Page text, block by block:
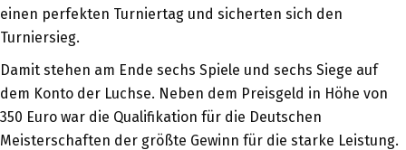
einen perfekten Turniertag und sicherten sich den
Turniersieg.
Damit stehen am Ende sechs Spiele und sechs Siege auf
dem Konto der Luchse. Neben dem Preisgeld in Höhe von
350 Euro war die Qualifikation für die Deutschen
Meisterschaften der größte Gewinn für die starke Leistung.